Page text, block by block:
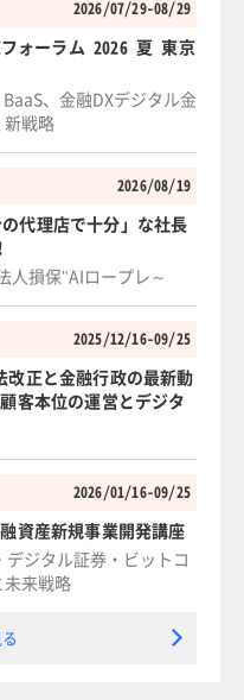
2026/07/29-08/29
フォーラム 2026 夏 東京
、金融DXデジタル金
新戦略
2026/08/19
の代理店で十分」な社長
人損保"AIロープレ～
2025/12/16-09/25
改正と金融行政の最新動
客本位の運営とデジタ
2026/01/16-09/25
資産新規事業開発講座
デジタル証券・ビットコ
来戦略